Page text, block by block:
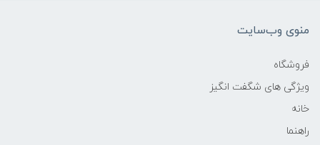
منوی وب‌سایت
فروشگاه
ویژگی های شگفت انگیز
خانه
راهنما